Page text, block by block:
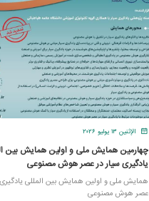
الإثنين ١٣ يوليو ٢٠٢٦
چهارمین همایش ملی و اولین همایش بین
یادگیری سیار در عصر هوش مصنوعی
همایش ملی و اولین همایش بین المللی یادگیری
عصر هوش مصنوعی